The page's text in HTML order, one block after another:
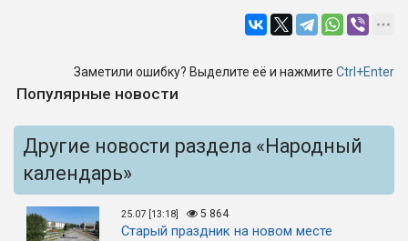
Заметили ошибку? Выделите её и нажмите Ctrl+Enter
Популярные новости
Другие новости раздела «Народный
календарь»
25.07 [13:18] 5 864
Старый праздник на новом месте